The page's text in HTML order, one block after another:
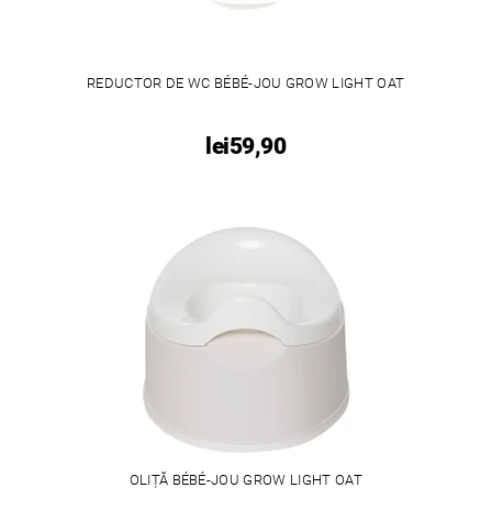
REDUCTOR DE WC BÉBÉ-JOU GROW LIGHT OAT
lei59,90
OLIȚĂ BÉBÉ-JOU GROW LIGHT OAT